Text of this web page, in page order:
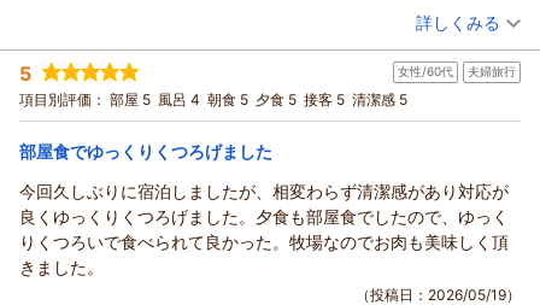
今後もより一層お客様にご満足いただけるよう、スタッフ一同
努めて参ります。
またのご来館を心よりお待ち申し上げております。
（返信日：2026/05/24）
投稿者： honmaさん(男性/60代)
宿泊プラン： 【じゃらんのお得な10日間】高原の美味しいご朝食（ご朝食
付）(3月)
ツイン 朝のみ
宿泊価格帯： 8,001～9,000円(大人一人あたり/税込)
この度はホテル・フロラシオン那須にご宿泊いただき誠にあり
がとうございます。
またご感想をお寄せいただき重ねて御礼申し上げます。
「７つの中で最高のホテルでした。」とのお言葉を頂戴し大変
詳しくみる
5 女性/60代 夫婦旅行
項目別評価： 部屋 5 風呂 4 朝食 5 夕食 5 接客 5 清潔感 5
部屋食でゆっくりくつろげました
今回久しぶりに宿泊しましたが、相変わらず清潔感があり対応が
良くゆっくりくつろげました。夕食も部屋食でしたので、ゆっく
りくつろいで食べられて良かった。牧場なのでお肉も美味しく頂
きました。
（投稿日：2026/05/19）